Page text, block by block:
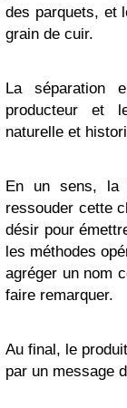
des parquets, et
grain de cuir.
La séparation
producteur et
naturelle et
En un sens, la
ressouder cette
désir pour
les méthodes
agréger un nom
faire remarquer.
Au final, le
par un message